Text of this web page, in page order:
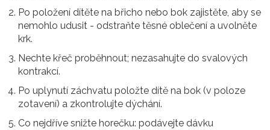
Po položení dítěte na břicho nebo bok zajistěte, aby se
nemohlo udusit - odstraňte těsné oblečení a uvolněte
krk.
Nechte křeč proběhnout; nezasahujte do svalových
kontrakcí.
Po uplynutí záchvatu položte dítě na bok (v poloze
zotavení) a zkontrolujte dýchání.
Co nejdříve snižte horečku: podávejte dávku